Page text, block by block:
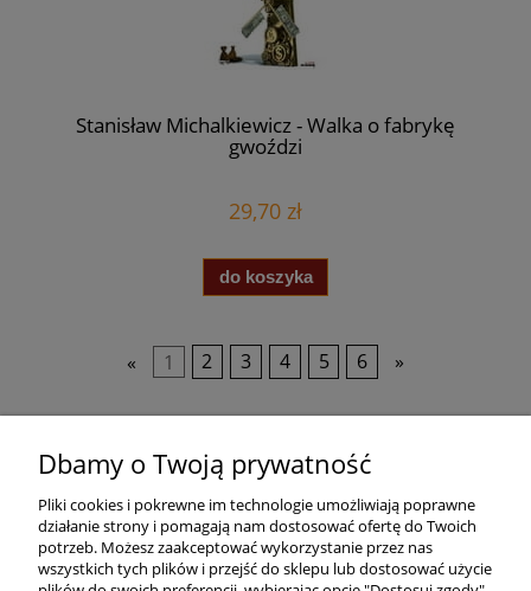
Stanisław Michalkiewicz - Walka o fabrykę
gwoździ
29,70 zł
do koszyka
« 1 2 3 4 5 6 »
Pomoc
Dostawa
Moje konto
Dbamy o Twoją prywatność
Pliki cookies i pokrewne im technologie umożliwiają poprawne
działanie strony i pomagają nam dostosować ofertę do Twoich
potrzeb. Możesz zaakceptować wykorzystanie przez nas
wszystkich tych plików i przejść do sklepu lub dostosować użycie